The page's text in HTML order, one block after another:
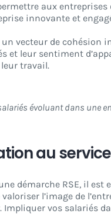
aux
innovante et
un vecteur de
et leur sentiment
leur travail.
évoluant dans une
au service
démarche RSE, il
l’image de
vos salariés